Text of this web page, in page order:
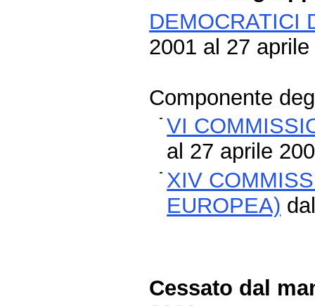
DEMOCRATICI
2001 al 27
Componente
VI
al 27 aprile
XIV
EUROPEA)
Cessato dal